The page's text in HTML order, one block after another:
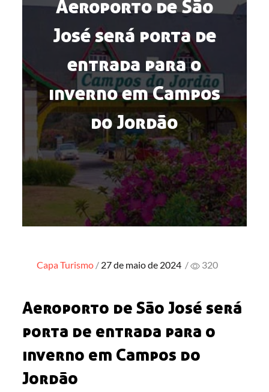
Aeroporto de São
José será porta de
entrada para o
inverno em Campos
do Jordão
CapaTurismo Posted
27 de maio de 2024 / 320
Aeroporto de São José será
porta de entrada para o
inverno em Campos do
Jordão